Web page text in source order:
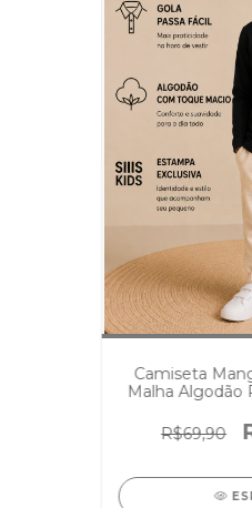
Camiseta
Malha
R$69,90